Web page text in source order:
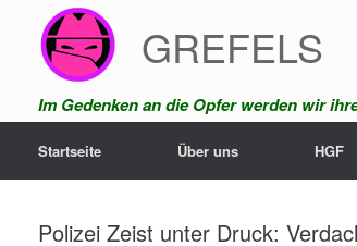
springen
GREFELS
Im Gedenken an die Opfer werden wir
Startseite Über uns HGF
Polizei Zeist unter Druck: